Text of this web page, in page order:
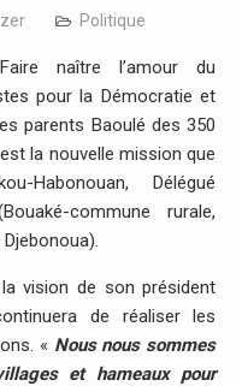
Politique
naître l’amour du
pour la Démocratie et
parents Baoulé des 350
la nouvelle mission que
Habonouan, Délégué
commune rurale,
vision de son président
de réaliser les
« Nous nous sommes
et hameaux pour